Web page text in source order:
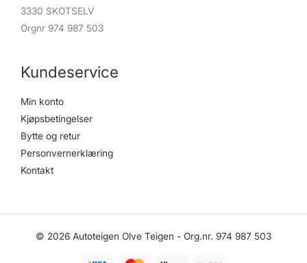
3330 SKOTSELV
Orgnr 974 987 503
Kundeservice
Min konto
Kjøpsbetingelser
Bytte og retur
Personvernerklæring
Kontakt
© 2026 Autoteigen Olve Teigen - Org.nr. 974 987 503